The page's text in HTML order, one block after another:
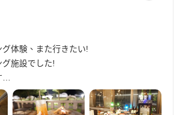
体験、また行きたい!
施設でした!
こちらから
hotel/voice/180522?